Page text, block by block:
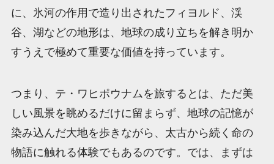
に、氷河の作用で造り出されたフィヨルド、渓
谷、湖などの地形は、地球の成り立ちを解き明か
すうえで極めて重要な価値を持っています。
つまり、テ・ワヒポウナムを旅するとは、ただ美
しい風景を眺めるだけに留まらず、地球の記憶が
染み込んだ大地を歩きながら、太古から続く命の
物語に触れる体験でもあるのです。では、まずは